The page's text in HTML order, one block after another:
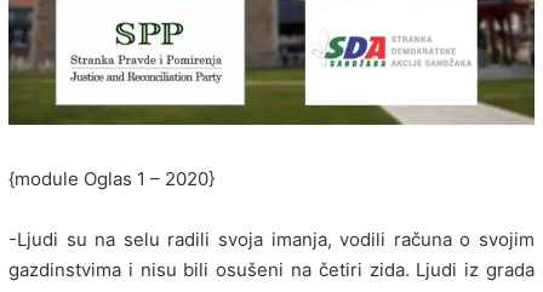
{module Oglas 1 – 2020}
-Ljudi su na selu radili svoja imanja, vodili računa o svojim
gazdinstvima i nisu bili osušeni na četiri zida. Ljudi iz grada